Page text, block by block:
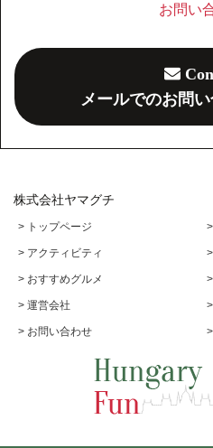
お問い
メールでのお問
株式会社ヤマグチ
> トップページ
> アクティビティ
> おすすめグルメ
> 運営会社
> お問い合わせ